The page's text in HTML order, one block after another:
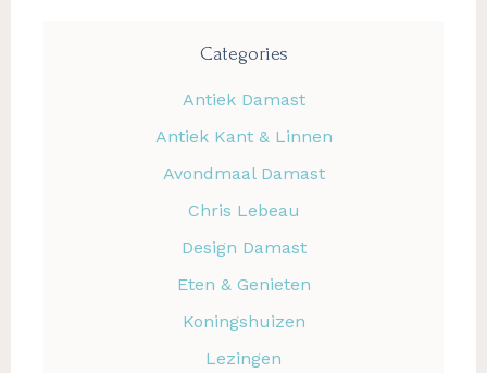
Categories
Antiek Damast
Antiek Kant & Linnen
Avondmaal Damast
Chris Lebeau
Design Damast
Eten & Genieten
Koningshuizen
Lezingen